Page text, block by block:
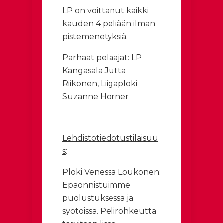
LP on voittanut kaikki
kauden 4 peliään ilman
pistemenetyksiä.
Parhaat pelaajat: LP
Kangasala Jutta
Riikonen, Liigaploki
Suzanne Horner
Lehdistötiedotustilaisuu
s:
Ploki Venessa Loukonen:
Epäonnistuimme
puolustuksessa ja
syötöissä. Pelirohkeutta